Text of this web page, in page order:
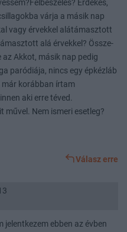
Érdekes,
várja a másik nap
vagy érvekkel alátámasztott
alá érvekkel? Össze-
Akkot, másik nap pedig
paródiája, nincs egy épkézláb
már korábban írtam
aki erre téved.
művel. Nem ismeri esetleg?
Válasz erre
ebben az évben